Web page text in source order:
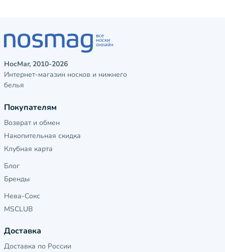
НосМаг, 2010-2026
Интернет-магазин носков и нижнего
белья
Покупателям
Возврат и обмен
Накопительная скидка
Клубная карта
Блог
Бренды
Нева-Сокс
MSCLUB
Доставка
Доставка по России